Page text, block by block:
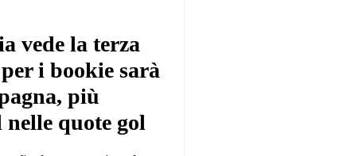
vede la terza
i bookie sarà
più
quote gol